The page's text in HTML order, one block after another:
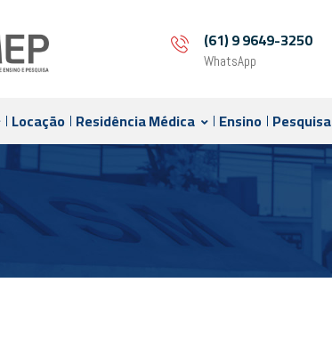
(61) 9 9649-3250
WhatsApp
Locação Residência Médica Ensino Pesquisa